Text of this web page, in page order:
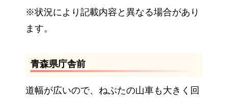
※状況により記載内容と異なる場合があり
ます。
青森県庁舎前
道幅が広いので、ねぶたの山車も大きく回